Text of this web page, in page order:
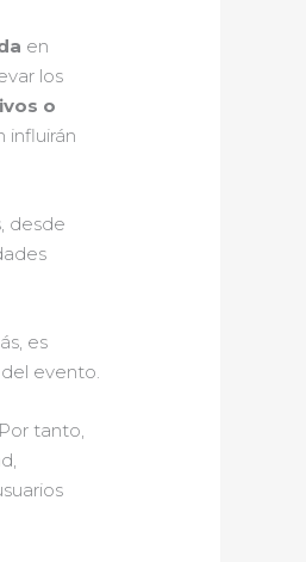
en
los
o
influirán
desde
es
evento.
tanto,